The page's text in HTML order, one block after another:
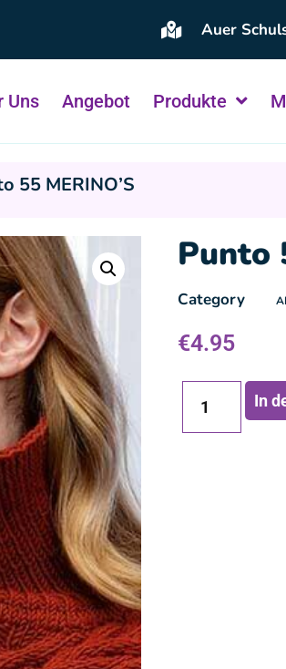
Auer
Uns Angebot Produkte
55 MERINO’S
Punto
Category
€4.95
In